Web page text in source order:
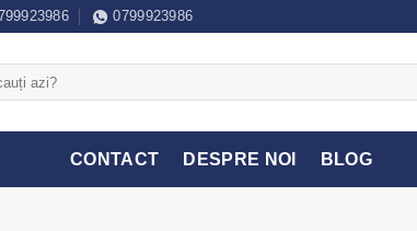
0799923986
CONTACT DESPRE NOI BLOG